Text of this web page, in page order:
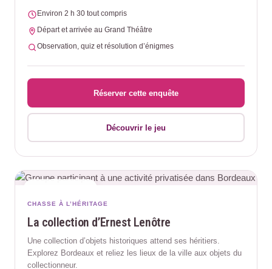
Environ 2 h 30 tout compris
Départ et arrivée au Grand Théâtre
Observation, quiz et résolution d’énigmes
Réserver cette enquête
Découvrir le jeu
CHASSE À L’HÉRITAGE
La collection d’Ernest Lenôtre
Une collection d’objets historiques attend ses héritiers.
Explorez Bordeaux et reliez les lieux de la ville aux objets du
collectionneur.